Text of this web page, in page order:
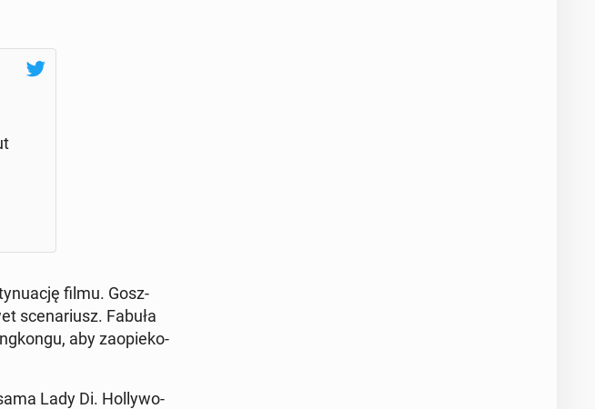
filmu. Gosz­
sce­na­riusz. Fabuła
aby za­opie­ko­
Lady Di. Hol­ly­wo­